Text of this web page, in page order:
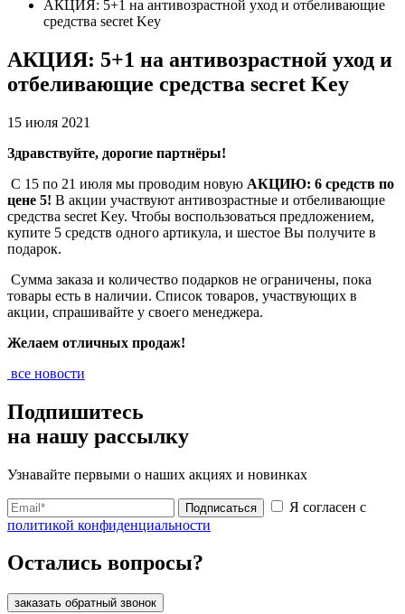
АКЦИЯ: 5+1 на антивозрастной уход и отбеливающие
средства secret Key
АКЦИЯ: 5+1 на антивозрастной уход и
отбеливающие средства secret Key
15 июля 2021
Здравствуйте, дорогие партнёры!
С 15 по 21 июля мы проводим новую АКЦИЮ: 6 средств по
цене 5! В акции участвуют антивозрастные и отбеливающие
средства secret Key. Чтобы воспользоваться предложением,
купите 5 средств одного артикула, и шестое Вы получите в
подарок.
Сумма заказа и количество подарков не ограничены, пока
товары есть в наличии. Список товаров, участвующих в
акции, спрашивайте у своего менеджера.
Желаем отличных продаж!
все новости
Подпишитесь
на нашу рассылку
Узнавайте первыми о наших акциях и новинках
Подписаться
Я согласен с
политикой конфиденциальности
Остались вопросы?
заказать обратный звонок